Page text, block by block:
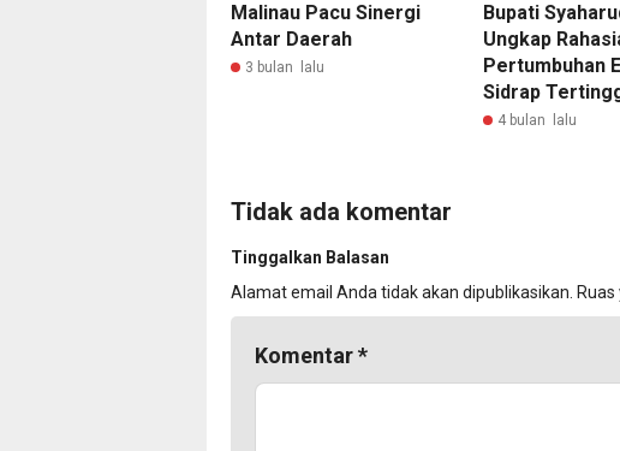
Malinau Pacu Sinergi
Antar Daerah
3 bulan lalu
Bupati
Ungkap
Pertumbuhan
Sidrap
4 bulan lalu
Tidak ada komentar
Tinggalkan Balasan
Alamat email Anda tidak akan dipublikasikan.
Komentar*